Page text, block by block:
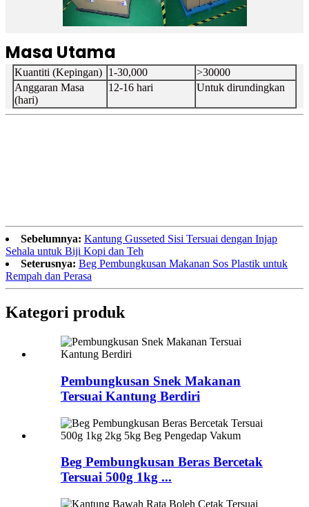
Masa Utama
Kuantiti (Kepingan) 1-30,000
>30000
Anggaran Masa
(hari)
12-16 hari Untuk dirundingkan
Sebelumnya: Kantung Gusseted Sisi Tersuai dengan Injap
Sehala untuk Biji Kopi dan Teh
Seterusnya: Beg Pembungkusan Makanan Sos Plastik untuk
Rempah dan Perasa
Kategori produk
Pembungkusan Snek Makanan
Tersuai Kantung Berdiri
Beg Pembungkusan Beras Bercetak
Tersuai 500g 1kg ...